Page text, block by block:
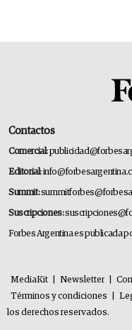
Contactos
Comercial:
Editorial:
Summit:
Suscripciones:
Forbes Argentina es publicada
MediaKit Newsletter
Términos y condiciones
los derechos reservados.